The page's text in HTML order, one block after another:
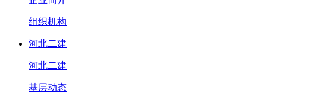
组织机构
河北二建
河北二建
基层动态